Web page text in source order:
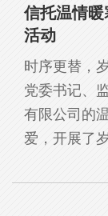
信托温情
活动
时序更替，
党委书记、
有限公司的
爱，开展了